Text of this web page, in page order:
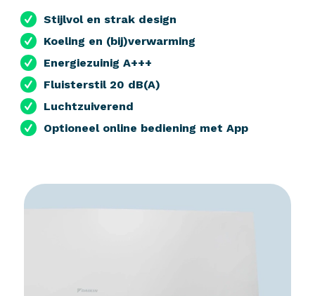
Stijlvol en strak design
Koeling en (bij)verwarming
Energiezuinig A+++
Fluisterstil 20 dB(A)
Luchtzuiverend
Optioneel online bediening met App